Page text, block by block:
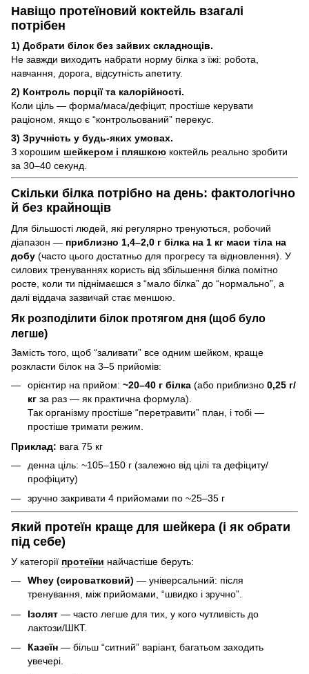
Навіщо протеїновий коктейль взагалі
потрібен
1) Добрати білок без зайвих складнощів.
Не завжди виходить набрати норму білка з їжі: робота,
навчання, дорога, відсутність апетиту.
2) Контроль порції та калорійності.
Коли ціль — форма/маса/дефіцит, простіше керувати
раціоном, якщо є “контрольований” перекус.
3) Зручність у будь-яких умовах.
З хорошим шейкером і пляшкою коктейль реально зробити
за 30–40 секунд.
Скільки білка потрібно на день: фактологічно
й без крайнощів
Для більшості людей, які регулярно тренуються, робочий
діапазон — приблизно 1,4–2,0 г білка на 1 кг маси тіла на
добу (часто цього достатньо для прогресу та відновлення). У
силових тренуваннях користь від збільшення білка помітно
росте, коли ти піднімаєшся з “мало білка” до “нормально”, а
далі віддача зазвичай стає меншою.
Як розподілити білок протягом дня (щоб було
легше)
Замість того, щоб “заливати” все одним шейком, краще
розкласти білок на 3–5 прийомів:
орієнтир на прийом: ~20–40 г білка (або приблизно 0,25 г/
кг за раз — як практична формула).
Так організму простіше “перетравити” план, і тобі —
простіше тримати режим.
Приклад: вага 75 кг
денна ціль: ~105–150 г (залежно від цілі та дефіциту/
профіциту)
зручно закривати 4 прийомами по ~25–35 г
Який протеїн краще для шейкера (і як обрати
під себе)
У категорії протеїни найчастіше беруть:
Whey (сироватковий) — універсальний: після
тренування, між прийомами, “швидко і зручно”.
Ізолят — часто легше для тих, у кого чутливість до
лактози/ШКТ.
Казеїн — більш “ситний” варіант, багатьом заходить
увечері.